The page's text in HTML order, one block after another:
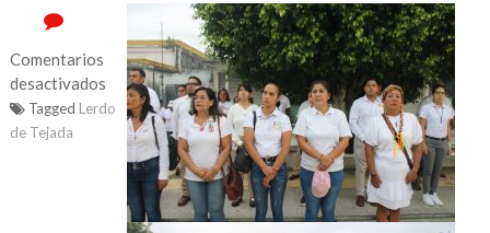
Comentarios
desactivados
en
Conmemorando
Tagged Lerdo
de Tejada